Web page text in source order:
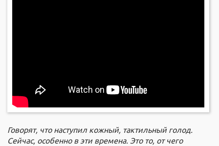
Говорят, что наступил кожный, тактильный голод.
Сейчас, особенно в эти времена. Это то, от чего